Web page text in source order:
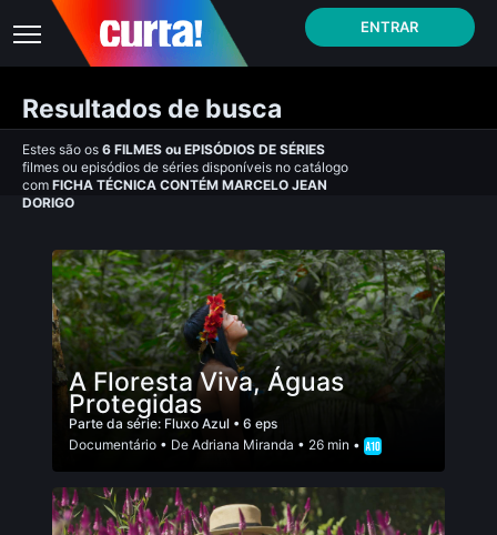
ENTRAR
Resultados de busca
Estes são os 6 FILMES ou EPISÓDIOS DE SÉRIES
filmes ou episódios de séries disponíveis no catálogo
com FICHA TÉCNICA CONTÉM MARCELO JEAN
DORIGO
A Floresta Viva, Águas
Protegidas
Parte da série: Fluxo Azul • 6 eps
Documentário • De Adriana Miranda • 26 min •